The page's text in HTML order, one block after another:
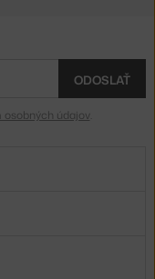
ODOSLAŤ
osobných údajov.